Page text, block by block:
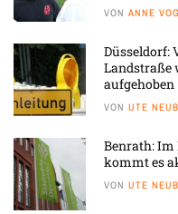
VON ANNE
Düsseldorf:
Landstraße
aufgehoben
VON UTE
Benrath: Im
kommt es
VON UTE